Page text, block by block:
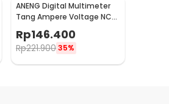
ANENG Digital Multimeter
Tang Ampere Voltage NCV
Tester Clamp Screen -
ST202
Rp146.400
Rp221.90035%